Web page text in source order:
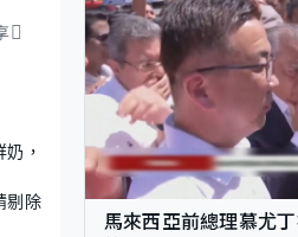
，
剔除
馬來西亞前總理慕尤